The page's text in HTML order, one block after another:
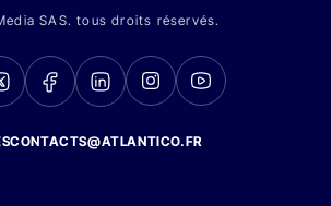
SAS. tous droits réservés.